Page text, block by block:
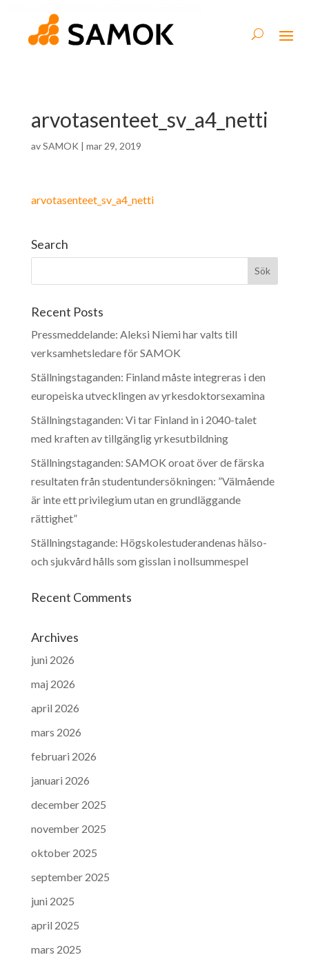
arvotasenteet_sv_a4_netti
avSAMOK | mar 29, 2019
arvotasenteet_sv_a4_netti
Search
Recent Posts
Pressmeddelande: Aleksi Niemi har valts till
verksamhetsledare för SAMOK
Ställningstaganden: Finland måste integreras i den
europeiska utvecklingen av yrkesdoktorsexamina
Ställningstaganden: Vi tar Finland in i 2040-talet
med kraften av tillgänglig yrkesutbildning
Ställningstaganden: SAMOK oroat över de färska
resultaten från studentundersökningen: ”Välmående
är inte ett privilegium utan en grundläggande
rättighet”
Ställningstagande: Högskolestuderandenas hälso-
och sjukvård hålls som gisslan i nollsummespel
Recent Comments
Archives
juni 2026
maj 2026
april 2026
mars 2026
februari 2026
januari 2026
december 2025
november 2025
oktober 2025
september 2025
juni 2025
april 2025
mars 2025